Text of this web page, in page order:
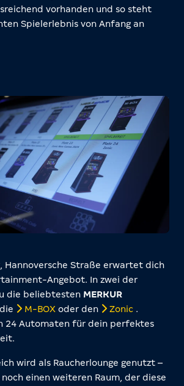
vorhanden und so steht
Spielerlebnis von Anfang an
Hannoversche Straße erwartet dich
Angebot. In zwei der
die beliebtesten MERKUR
M-BOX oder den Zonic .
24 Automaten für dein perfektes
wird als Raucherlounge genutzt –
einen weiteren Raum, der diese